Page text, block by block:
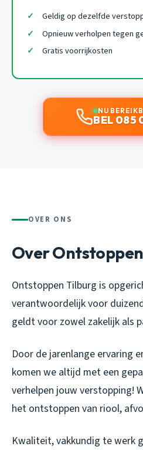
Geldig op dezelfde
Opnieuw verholpen tegen
Gratis voorrijkosten
NU
BEL 085
OVER ONS
Over
Ontstoppen Tilburg is
verantwoordelijk voor
geldt voor zowel zakelijk als
Door de jarenlange ervaring
komen we altijd met een
verhelpen jouw verstopping!
het ontstoppen van riool,
Kwaliteit, vakkundig te werk